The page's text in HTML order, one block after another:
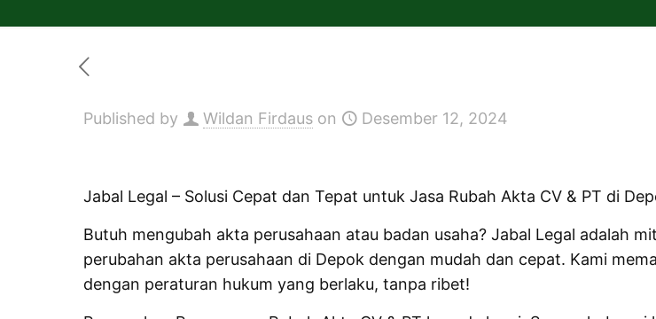
Published by Wildan Firdaus on Desember 12, 2024
Jabal Legal – Solusi Cepat dan Tepat untuk Jasa Rubah Akta CV & PT di
Butuh mengubah akta perusahaan atau badan usaha? Jabal Legal adalah
perubahan akta perusahaan di Depok dengan mudah dan cepat. Kami
dengan peraturan hukum yang berlaku, tanpa ribet!